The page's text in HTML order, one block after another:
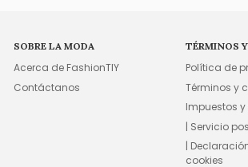
SOBRE LA MODA
Acerca de FashionTIY
Contáctanos
TÉRMINOS
Política de
Términos y
Impuestos
| Servicio
|
cookies